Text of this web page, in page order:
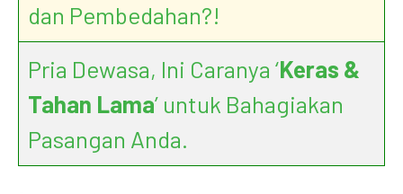
dan Pembedahan?!
Pria Dewasa, Ini Caranya ‘Keras &
Tahan Lama’ untuk Bahagiakan
Pasangan Anda.